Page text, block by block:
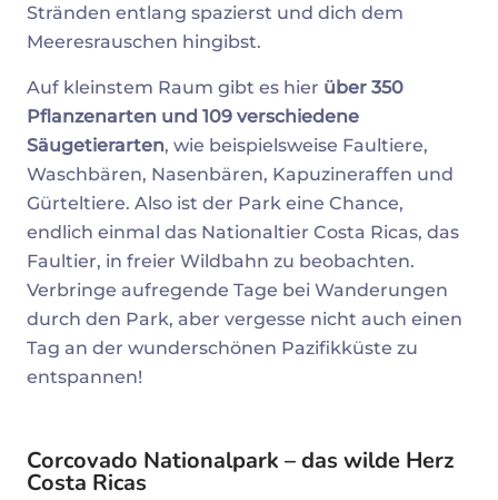
Stränden entlang spazierst und dich dem
Meeresrauschen hingibst.
Auf kleinstem Raum gibt es hier über 350
Pflanzenarten und 109 verschiedene
Säugetierarten, wie beispielsweise Faultiere,
Waschbären, Nasenbären, Kapuzineraffen und
Gürteltiere. Also ist der Park eine Chance,
endlich einmal das Nationaltier Costa Ricas, das
Faultier, in freier Wildbahn zu beobachten.
Verbringe aufregende Tage bei Wanderungen
durch den Park, aber vergesse nicht auch einen
Tag an der wunderschönen Pazifikküste zu
entspannen!
Corcovado Nationalpark – das wilde Herz
Costa Ricas